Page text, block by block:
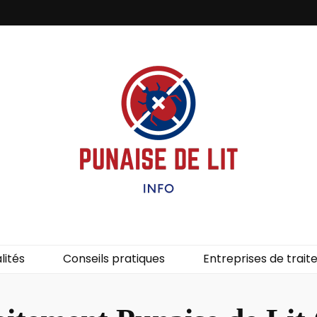
Conseils pratiques Entreprises de